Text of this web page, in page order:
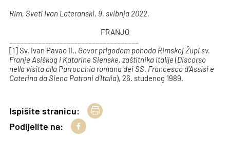
Rim, Sveti Ivan Lateranski, 9. svibnja 2022.
FRANJO
[1] Sv. Ivan Pavao II., Govor prigodom pohoda Rimskoj Župi sv.
Franje Asiškog i Katarine Sienske, zaštitnika Italije(Discorso
nella visita alla Parrocchia romana dei SS. Francesco d’Assisi e
Caterina da Siena Patroni d’Italia), 26. studenog 1989.
Ispišite stranicu:
Podijelite na: